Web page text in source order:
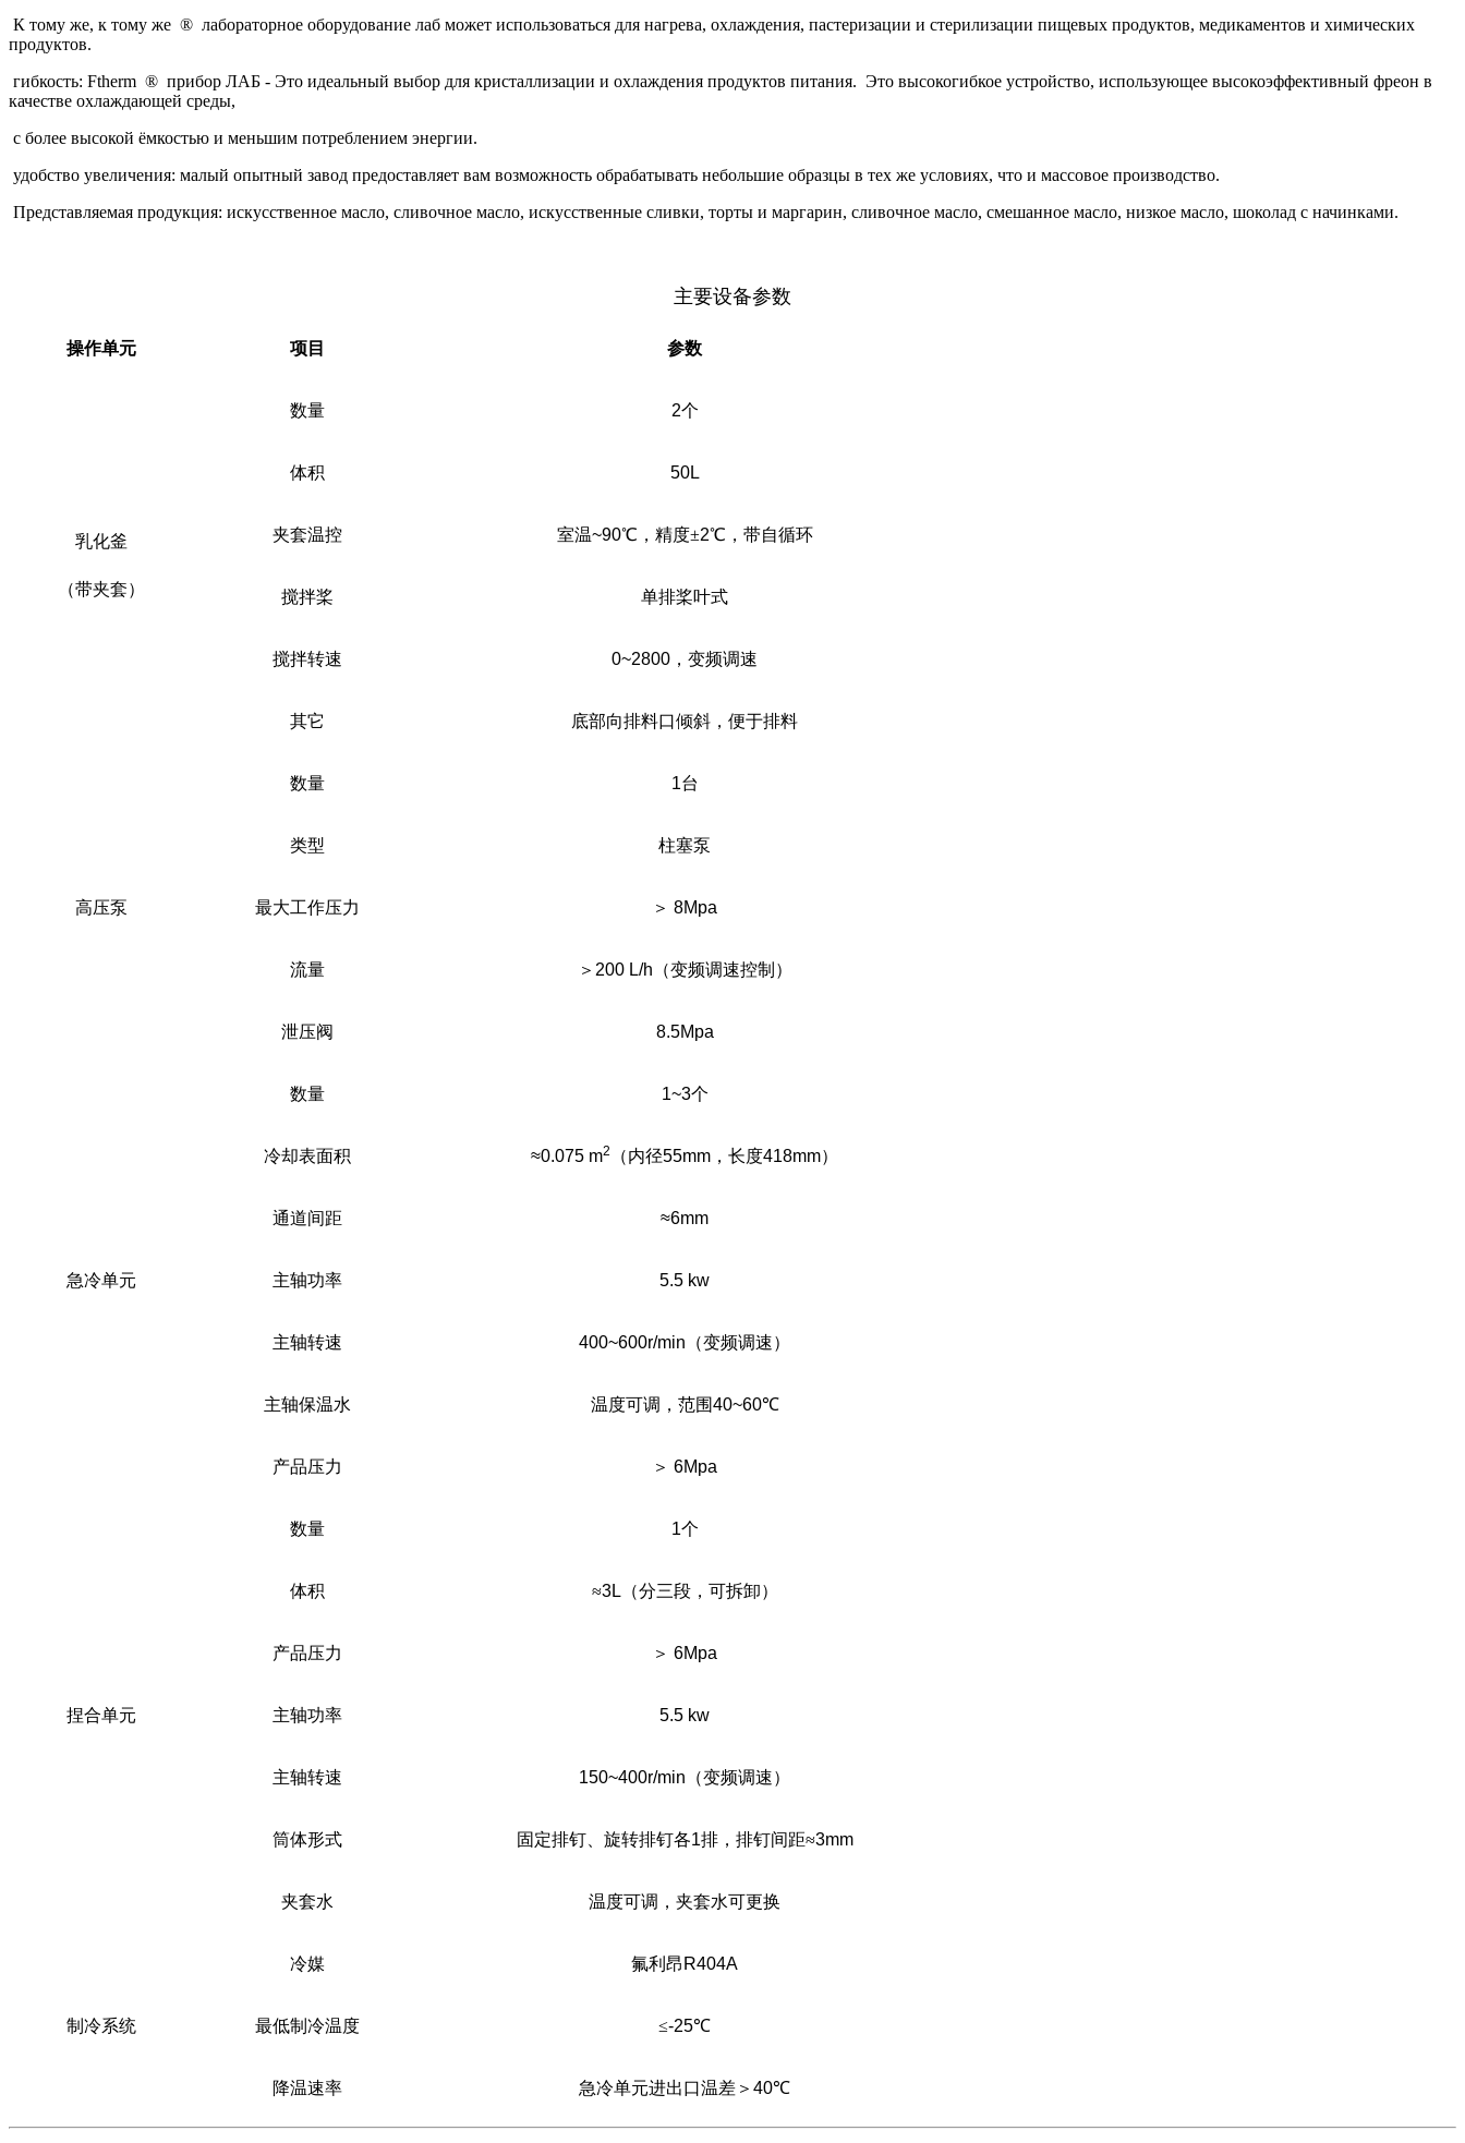
К тому же, к тому же ® лабораторное оборудование лаб может использоваться для нагрева, охлаждения, пастеризации и стерилизации пищевых продуктов, медикаментов и химических
продуктов.
гибкость: Ftherm ® прибор ЛАБ - Это идеальный выбор для кристаллизации и охлаждения продуктов питания. Это высокогибкое устройство, использующее высокоэффективный фреон в
качестве охлаждающей среды,
с более высокой ёмкостью и меньшим потреблением энергии.
удобство увеличения: малый опытный завод предоставляет вам возможность обрабатывать небольшие образцы в тех же условиях, что и массовое производство.
Представляемая продукция: искусственное масло, сливочное масло, искусственные сливки, торты и маргарин, сливочное масло, смешанное масло, низкое масло, шоколад с начинками.
主要设备参数
操作单元 项目 参数
乳化釜
（带夹套）
数量 2个
体积 50L
夹套温控 室温~90℃，精度±2℃，带自循环
搅拌桨 单排桨叶式
搅拌转速 0~2800 ，变频调速
其它 底部向排料口倾斜，便于排料
高压泵
数量 1台
类型 柱塞泵
最大工作压力 ＞ 8Mpa
流量 ＞ 200 L/h （变频调速控制）
泄压阀 8.5Mpa
急冷单元
数量 1~3个
冷却表面积 ≈0.075 m2 （内径55mm ，长度418mm）
通道间距 ≈6mm
主轴功率 5.5 kw
主轴转速 400~600r/min （变频调速）
主轴保温水 温度可调，范围40~60℃
产品压力 ＞ 6Mpa
捏合单元
数量 1个
体积 ≈3L （分三段，可拆卸）
产品压力 ＞ 6Mpa
主轴功率 5.5 kw
主轴转速 150~400r/min （变频调速）
筒体形式 固定排钉、旋转排钉各1排，排钉间距≈3mm
夹套水 温度可调，夹套水可更换
制冷系统
冷媒 氟利昂 R404A
最低制冷温度 ≤-25℃
降温速率 急冷单元进出口温差＞ 40℃